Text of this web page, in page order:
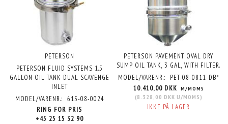
PETERSON
PETERSON FLUID SYSTEMS 1.5
GALLON OIL TANK DUAL SCAVENGE
INLET
MODEL/VARENR.: 615-08-0024
RING FOR PRIS
+45 25 15 32 90
PETERSON PAVEMENT OVAL DRY
SUMP OIL TANK, 3 GAL, WITH FILTER.
MODEL/VARENR.:
PET-08-0811-DB*
10.410,00 DKK M/MOMS
(8.328,00 DKK U/MOMS )
IKKE PÅ LAGER